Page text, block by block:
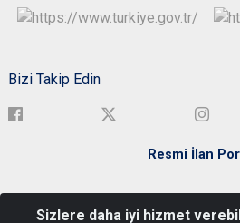
Bizi Takip Edin
Resmi İlan
Sizlere daha iyi hizmet